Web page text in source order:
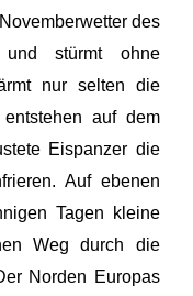
des
stürmt ohne
nur selten die
auf dem
Eispanzer die
Auf ebenen
Tagen kleine
Weg durch die
Norden Europas